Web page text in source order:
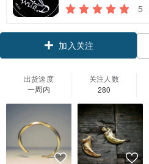
5
加入关注
出货速度
一周内
关注人数
280